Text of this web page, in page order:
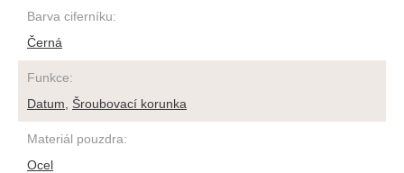
Barva ciferníku:
Černá
Funkce:
Datum
Šroubovací korunka
Materiál pouzdra:
Ocel